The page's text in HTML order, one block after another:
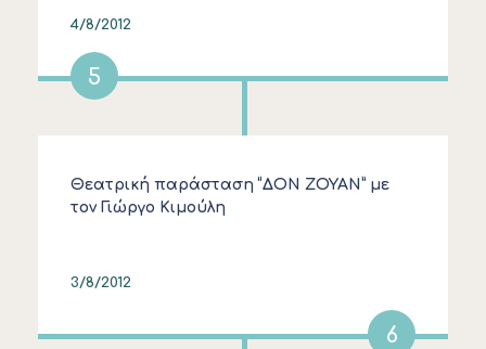
4/8/2012
5
Θεατρική παράσταση “ΔΟΝ ΖΟΥΑΝ” με
τον Γιώργο Κιμούλη
3/8/2012
6